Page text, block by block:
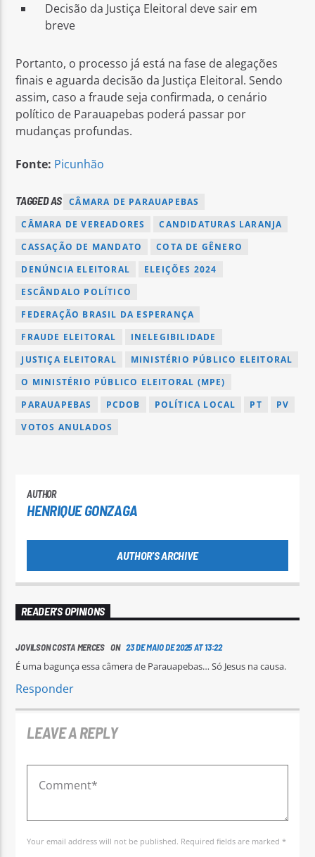
Decisão da Justiça Eleitoral deve sair em
breve
Portanto, o processo já está na fase de alegações
finais e aguarda decisão da Justiça Eleitoral. Sendo
assim, caso a fraude seja confirmada, o cenário
político de Parauapebas poderá passar por
mudanças profundas.
Fonte: Picunhão
TAGGED AS CÂMARA DE PARAUAPEBAS
CÂMARA DE VEREADORES
CANDIDATURAS LARANJA
CASSAÇÃO DE MANDATO
COTA DE GÊNERO
DENÚNCIA ELEITORAL
ELEIÇÕES 2024
ESCÂNDALO POLÍTICO
FEDERAÇÃO BRASIL DA ESPERANÇA
FRAUDE ELEITORAL
INELEGIBILIDADE
JUSTIÇA ELEITORAL
MINISTÉRIO PÚBLICO ELEITORAL
O MINISTÉRIO PÚBLICO ELEITORAL (MPE)
PARAUAPEBAS
PCDOB POLÍTICA LOCAL PT
PV
VOTOS ANULADOS
AUTHOR
HENRIQUE GONZAGA
AUTHOR'S ARCHIVE
READER'S OPINIONS
JOVILSON COSTA MERCES ON 23 DE MAIO DE 2025 AT 13:22
É uma bagunça essa câmera de Parauapebas… Só Jesus na causa.
Responder
LEAVE A REPLY
Your email address will not be published. Required fields are marked *